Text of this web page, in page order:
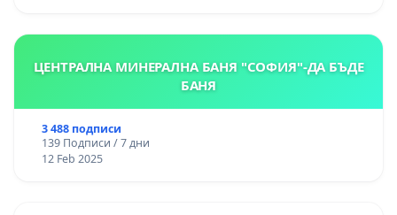
ЦЕНТРАЛНА МИНЕРАЛНА БАНЯ "СОФИЯ"-ДА БЪДЕ
БАНЯ
3 488 подписи
139 Подписи / 7 дни
12 Feb 2025